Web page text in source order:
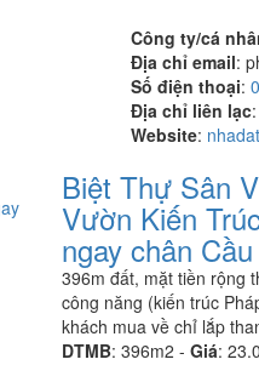
Công ty/cá
Địa chỉ email:
Số điện thoại:
Địa chỉ liên lạc:
Website:
Biệt Thự Sân
Vườn Kiến
ngay chân
396m đất, mặt tiền rộng
công năng (kiến trúc
khách mua về chỉ lắp
DTMB: 396m2 - Giá: